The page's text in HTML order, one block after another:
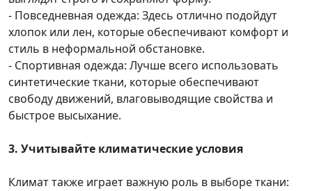
- Повседневная одежда: Здесь отлично подойдут
хлопок или лен, которые обеспечивают комфорт и
стиль в неформальной обстановке.
- Спортивная одежда: Лучше всего использовать
синтетические ткани, которые обеспечивают
свободу движений, влаговыводящие свойства и
быстрое высыхание.
3. Учитывайте климатические условия
Климат также играет важную роль в выборе ткани: